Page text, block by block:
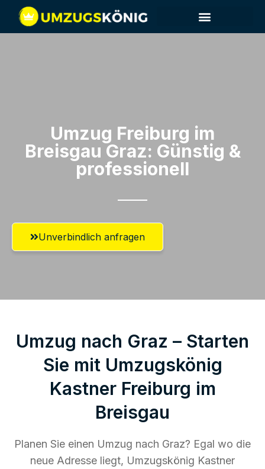
Umzug Freiburg im
Breisgau​ Graz: Günstig &
professionell​
Unverbindlich anfragen
Umzug nach Graz – Starten
Sie mit Umzugskönig
Kastner Freiburg im
Breisgau
Planen Sie einen Umzug nach Graz? Egal wo die
neue Adresse liegt, Umzugskönig Kastner